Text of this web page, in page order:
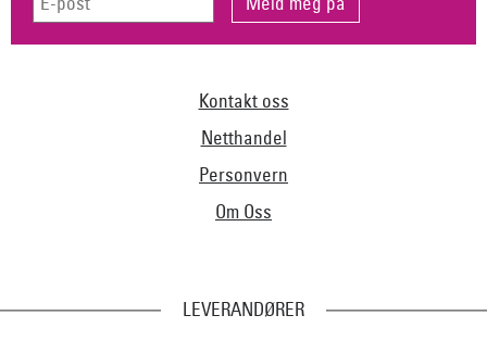
Kontakt oss
Netthandel
Personvern
Om Oss
LEVERANDØRER